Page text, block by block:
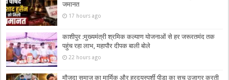
जमानत
17 hours ago
काशीपुर :मुख्यमंत्री श्रमिक कल्याण योजनाओं से हर जरूरतमंद तक
पहुंच रहा लाभ, महापौर दीपक बाली बोले
22 hours ago
मौजूदा समाज का मार्मिक और ह्रदयस्पर्शी पीड़ा का सच उजागर करती